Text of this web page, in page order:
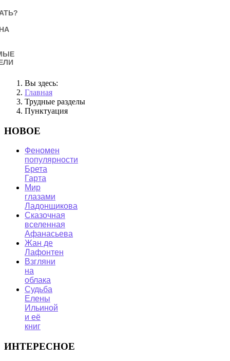
Вы здесь:
Главная
Трудные разделы
Пунктуация
НОВОЕ
Феномен
популярности
Брета
Гарта
Мир
глазами
Ладонщикова
Сказочная
вселенная
Афанасьева
Жан де
Лафонтен
Взгляни
на
облака
Судьба
Елены
Ильиной
и её
книг
ИНТЕРЕСНОЕ